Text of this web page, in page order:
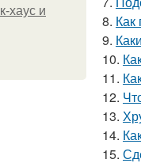
хаус и
8. Как
9.
10.
11.
12.
13.
14.
15.